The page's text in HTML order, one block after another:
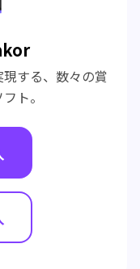
する、数々の賞
ト。